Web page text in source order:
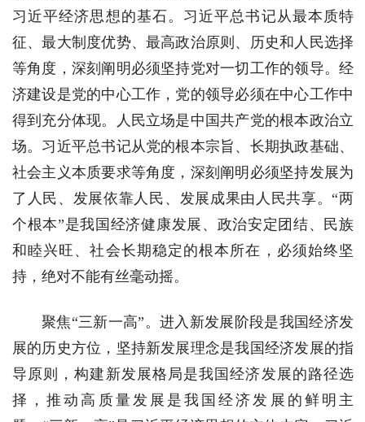
习近平经济思想的基石。习近平总书记从最本质特
征、最大制度优势、最高政治原则、历史和人民选择
等角度，深刻阐明必须坚持党对一切工作的领导。经
济建设是党的中心工作，党的领导必须在中心工作中
得到充分体现。人民立场是中国共产党的根本政治立
场。习近平总书记从党的根本宗旨、长期执政基础、
社会主义本质要求等角度，深刻阐明必须坚持发展为
了人民、发展依靠人民、发展成果由人民共享。“两
个根本”是我国经济健康发展、政治安定团结、民族
和睦兴旺、社会长期稳定的根本所在，必须始终坚
持，绝对不能有丝毫动摇。
聚焦“三新一高”。进入新发展阶段是我国经济发
展的历史方位，坚持新发展理念是我国经济发展的指
导原则，构建新发展格局是我国经济发展的路径选
择，推动高质量发展是我国经济发展的鲜明主